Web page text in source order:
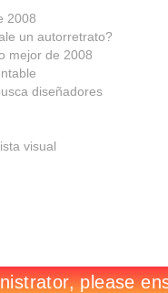
2008
un autorretrato?
mejor de 2008
diseñadores
visual